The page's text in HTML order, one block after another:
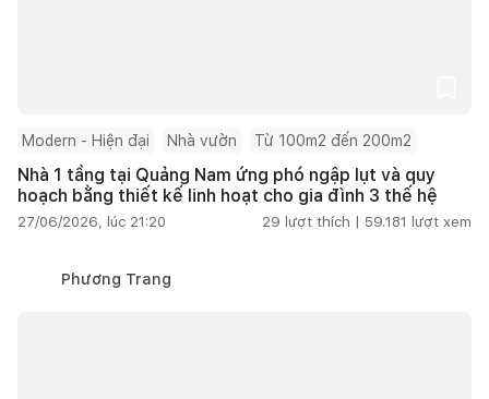
Modern - Hiện đại Nhà vườn Từ 100m2 đến 200m2
Nhà 1 tầng tại Quảng Nam ứng phó ngập lụt và quy
hoạch bằng thiết kế linh hoạt cho gia đình 3 thế hệ
27/06/2026, lúc 21:20 29 lượt thích | 59.181 lượt xem
Phương Trang